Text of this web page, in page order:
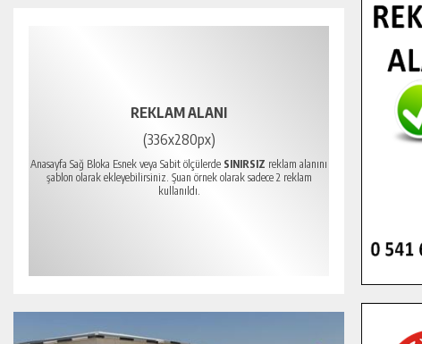
REKLAM ALANI
(336x280px)
Anasayfa Sağ Bloka Esnek veya Sabit ölçülerde SINIRSIZ reklam alanını
şablon olarak ekleyebilirsiniz. Şuan örnek olarak sadece 2 reklam
kullanıldı.